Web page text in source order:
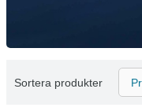
Sortera produkter